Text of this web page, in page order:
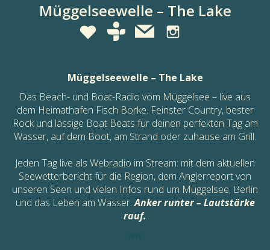
Müggelseewelle – The Lake
Müggelseewelle – The Lake
Das Beach- und Boat-Radio vom Müggelsee – live aus
dem Heimathafen Fisch Borke. Feinster Country, bester
Rock und lässige Boat Beats für deinen perfekten Tag am
Wasser, auf dem Boot, am Strand oder zuhause am Grill.
Jeden Tag live als Webradio im Stream: mit dem aktuellen
Seewetterbericht für die Region, dem Anglerreport von
unseren Seen und vielen Infos rund um Müggelsee, Berlin
und das Leben am Wasser.Anker runter – Lautstärke
rauf.
ww